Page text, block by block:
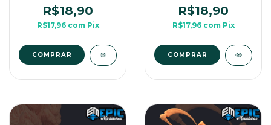
Mesa
R$18,90
R$17,96 com Pix
COMPRAR
Mesa
R$18,90
R$17,96 com Pix
COMPRAR